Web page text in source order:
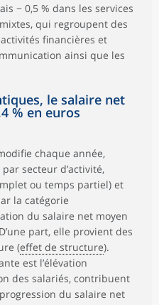
− 0,5 % dans les services
qui regroupent des
financières et
ainsi que les
le salaire net
% en euros
chaque année,
secteur d’activité,
ou temps partiel) et
la catégorie
du salaire net moyen
part, elle provient des
(effet de structure).
est l’élévation
des salariés, contribuent
du salaire net